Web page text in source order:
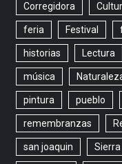
Corregidora
feria Festival
historias Lectura
música
pintura pueblo
remembranzas
san joaquin Sierra